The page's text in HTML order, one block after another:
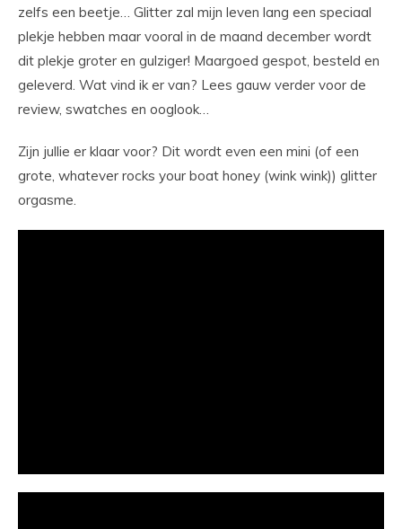
zelfs een beetje… Glitter zal mijn leven lang een speciaal
plekje hebben maar vooral in de maand december wordt
dit plekje groter en gulziger! Maargoed gespot, besteld en
geleverd. Wat vind ik er van? Lees gauw verder voor de
review, swatches en ooglook…
Zijn jullie er klaar voor? Dit wordt even een mini (of een
grote, whatever rocks your boat honey (wink wink)) glitter
orgasme.